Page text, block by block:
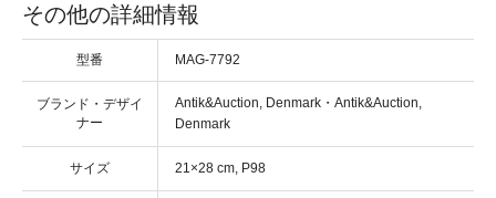
その他の詳細情報
型番 MAG-7792
ブランド・デザイ
ナー
・
サイズ